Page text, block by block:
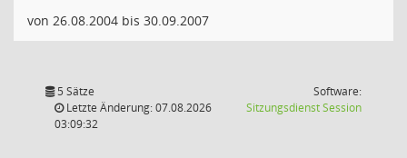
von 26.08.2004 bis 30.09.2007
5 Sätze
Letzte Änderung: 07.08.2026
03:09:32
Software:
SitzungsdienstSession(Wird in